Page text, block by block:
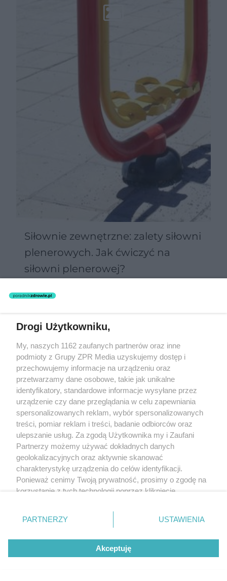
Siłownie zewnętrzne: zalety siłowni
plenerowych. Jak ćwiczyć na
siłowni plenerowej?
Drogi Użytkowniku,
My, naszych 1162 zaufanych partnerów oraz inne
podmioty z Grupy ZPR Media uzyskujemy dostęp i
przechowujemy informacje na urządzeniu oraz
przetwarzamy dane osobowe, takie jak unikalne
identyfikatory, standardowe informacje wysyłane przez
urządzenie czy dane przeglądania w celu zapewniania
spersonalizowanych reklam, wybór spersonalizowanych
treści, pomiar reklam i treści, badanie odbiorców oraz
ulepszanie usług. Za zgodą Użytkownika my i Zaufani
Partnerzy możemy używać dokładnych danych
geolokalizacyjnych oraz aktywnie skanować
charakterystykę urządzenia do celów identyfikacji.
Ponieważ cenimy Twoją prywatność, prosimy o zgodę na
korzystanie z tych technologii poprzez kliknięcie
zmienić/wycofać klikając przycisk ustawień prywatności
znajdujący się w lewym dolnym rogu strony
rodzaje przetwarzania danych nie wymagają zgody
użytkownika, ale masz prawo sprzeciwić się takiemu
przetwarzaniu. Preferencje będą miały zastosowanie tylko
PARTNERZY USTAWIENIA
Akceptuję